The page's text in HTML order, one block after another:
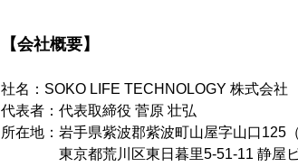
【会社概要】
社名：SOKO LIFE TECHNOLOGY 株式会社
代表者：代表取締役 菅原 壮弘
所在地：岩手県紫波郡紫波町山屋字山口125（
東京都荒川区東日暮里5-51-11 静屋ビ